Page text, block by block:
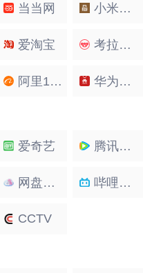
当当网 小米有品
爱淘宝 考拉海购
阿里1688 华为商城
爱奇艺 腾讯视频
网盘姬影视搜索 哔哩哔哩
CCTV